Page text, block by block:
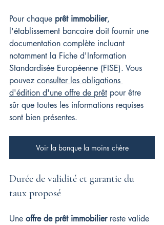
Pour chaque prêt immobilier,
l'établissement bancaire doit fournir une
documentation complète incluant
notamment la Fiche d'Information
Standardisée Européenne (FISE). Vous
pouvez consulter les obligations
d'édition d'une offre de prêt pour être
sûr que toutes les informations requises
sont bien présentes.
Voir la banque la moins chère
Durée de validité et garantie du
taux proposé
Une offre de prêt immobilier reste valide